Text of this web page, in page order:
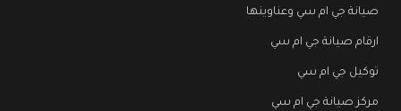
صيانة جي ام سي وعناوينها
ارقام صيانة جي ام سي
توكيل جي ام سي
مركز صيانة جي ام سي